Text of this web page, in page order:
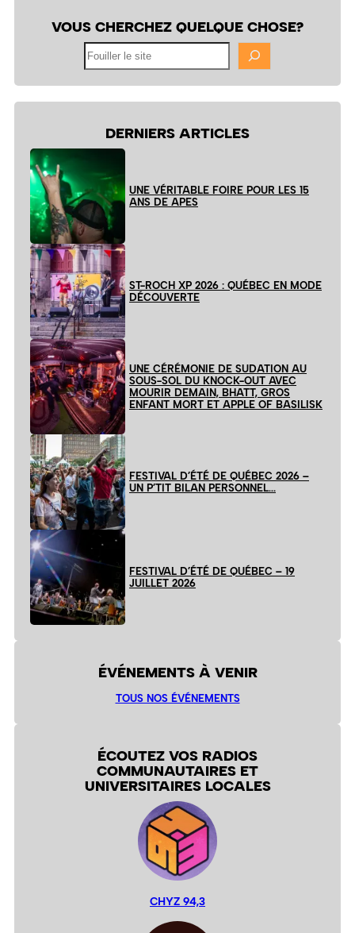
VOUS CHERCHEZ QUELQUE CHOSE?
DERNIERS ARTICLES
UNE VÉRITABLE FOIRE POUR LES 15
ANS DE APES
ST-ROCH XP 2026 : QUÉBEC EN MODE
DÉCOUVERTE
UNE CÉRÉMONIE DE SUDATION AU
SOUS-SOL DU KNOCK-OUT AVEC
MOURIR DEMAIN, BHATT, GROS
ENFANT MORT ET APPLE OF BASILISK
FESTIVAL D’ÉTÉ DE QUÉBEC 2026 –
UN P’TIT BILAN PERSONNEL…
FESTIVAL D’ÉTÉ DE QUÉBEC – 19
JUILLET 2026
ÉVÉNEMENTS À VENIR
TOUS NOS ÉVÉNEMENTS
ÉCOUTEZ VOS RADIOS
COMMUNAUTAIRES ET
UNIVERSITAIRES LOCALES
CHYZ 94,3